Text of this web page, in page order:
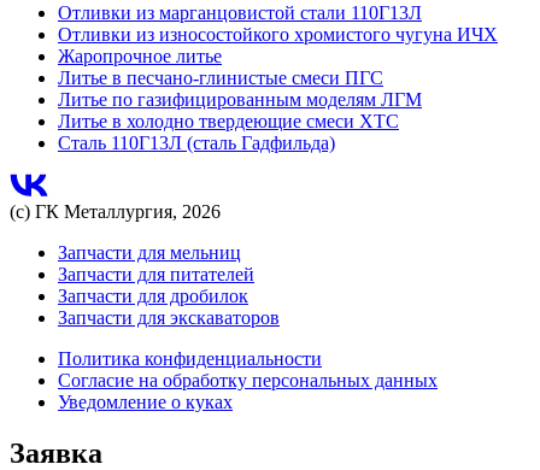
Отливки из марганцовистой стали 110Г13Л
Отливки из износостойкого хромистого чугуна ИЧХ
Жаропрочное литье
Литье в песчано-глинистые смеси ПГС
Литье по газифицированным моделям ЛГМ
Литье в холодно твердеющие смеси ХТС
Сталь 110Г13Л (сталь Гадфильда)
(с) ГК Металлургия, 2026
Запчасти для мельниц
Запчасти для питателей
Запчасти для дробилок
Запчасти для экскаваторов
Политика конфиденциальности
Согласие на обработку персональных данных
Уведомление о куках
Заявка